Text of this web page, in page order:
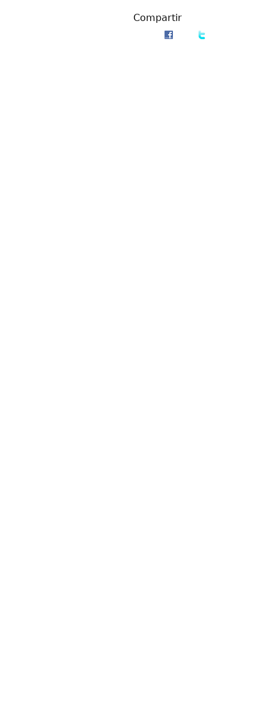
Compartir